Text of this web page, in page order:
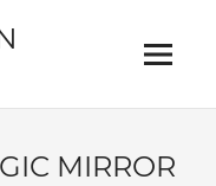
Menu
MIRROR